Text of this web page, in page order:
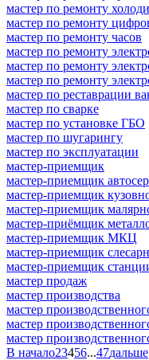
мастер по ремонту
мастер по ремонту
мастер по ремонту часов
мастер по ремонту
мастер по ремонту
мастер по ремонту
мастер по реставрации
мастер по сварке
мастер по установке ГБО
мастер по шугарингу
мастер по эксплуатации
мастер-приемщик
мастер-приемщик
мастер-приемщик
мастер-приемщик
мастер-приёмщик
мастер-приемщик МКЦ
мастер-приемщик
мастер-приемщик
мастер продаж
мастер производства
мастер
мастер
мастер
В начало23456...47дальше